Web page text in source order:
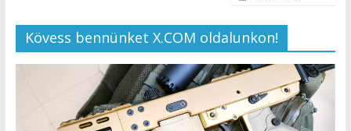
Kövess bennünket X.COM oldalunkon!